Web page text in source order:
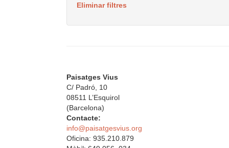
Eliminar filtres
Paisatges Vius
C/ Padró, 10
08511 L’Esquirol
(Barcelona)
Contacte:
info@paisatgesvius.org
Oficina: 935.210.879